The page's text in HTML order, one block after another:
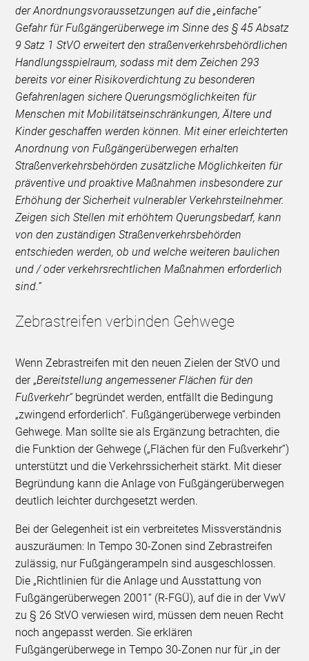
der Anordnungsvoraussetzungen auf die „einfache“
Gefahr für Fußgängerüberwege im Sinne des § 45 Absatz
9 Satz 1 StVO erweitert den straßenverkehrsbehördlichen
Handlungsspielraum, sodass mit dem Zeichen 293
bereits vor einer Risikoverdichtung zu besonderen
Gefahrenlagen sichere Querungsmöglichkeiten für
Menschen mit Mobilitätseinschränkungen, Ältere und
Kinder geschaffen werden können. Mit einer erleichterten
Anordnung von Fußgängerüberwegen erhalten
Straßenverkehrsbehörden zusätzliche Möglichkeiten für
präventive und proaktive Maßnahmen insbesondere zur
Erhöhung der Sicherheit vulnerabler Verkehrsteilnehmer.
Zeigen sich Stellen mit erhöhtem Querungsbedarf, kann
von den zuständigen Straßenverkehrsbehörden
entschieden werden, ob und welche weiteren baulichen
und / oder verkehrsrechtlichen Maßnahmen erforderlich
sind.“
Zebrastreifen verbinden Gehwege
Wenn Zebrastreifen mit den neuen Zielen der StVO und
der „Bereitstellung angemessener Flächen für den
Fußverkehr“ begründet werden, entfällt die Bedingung
„zwingend erforderlich“. Fußgängerüberwege verbinden
Gehwege. Man sollte sie als Ergänzung betrachten, die
die Funktion der Gehwege („Flächen für den Fußverkehr“)
unterstützt und die Verkehrssicherheit stärkt. Mit dieser
Begründung kann die Anlage von Fußgängerüberwegen
deutlich leichter durchgesetzt werden.
Bei der Gelegenheit ist ein verbreitetes Missverständnis
auszuräumen: In Tempo 30-Zonen sind Zebrastreifen
zulässig, nur Fußgängerampeln sind ausgeschlossen.
Die „Richtlinien für die Anlage und Ausstattung von
Fußgängerüberwegen 2001“ (R-FGÜ), auf die in der VwV
zu § 26 StVO verwiesen wird, müssen dem neuen Recht
noch angepasst werden. Sie erklären
Fußgängerüberwege in Tempo 30-Zonen nur für „in der